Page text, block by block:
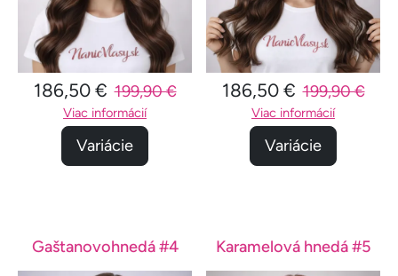
186,50 € 199,90 €
Viac informácií
Variácie
186,50 € 199,90 €
Viac informácií
Variácie
Gaštanovohnedá #4 Karamelová hnedá #5